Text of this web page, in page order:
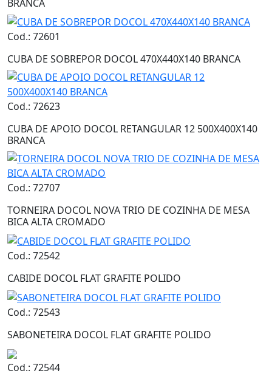
BRANCA
Cod.: 72601
CUBA DE SOBREPOR DOCOL 470X440X140 BRANCA
Cod.: 72623
CUBA DE APOIO DOCOL RETANGULAR 12 500X400X140
BRANCA
Cod.: 72707
TORNEIRA DOCOL NOVA TRIO DE COZINHA DE MESA
BICA ALTA CROMADO
Cod.: 72542
CABIDE DOCOL FLAT GRAFITE POLIDO
Cod.: 72543
SABONETEIRA DOCOL FLAT GRAFITE POLIDO
Cod.: 72544